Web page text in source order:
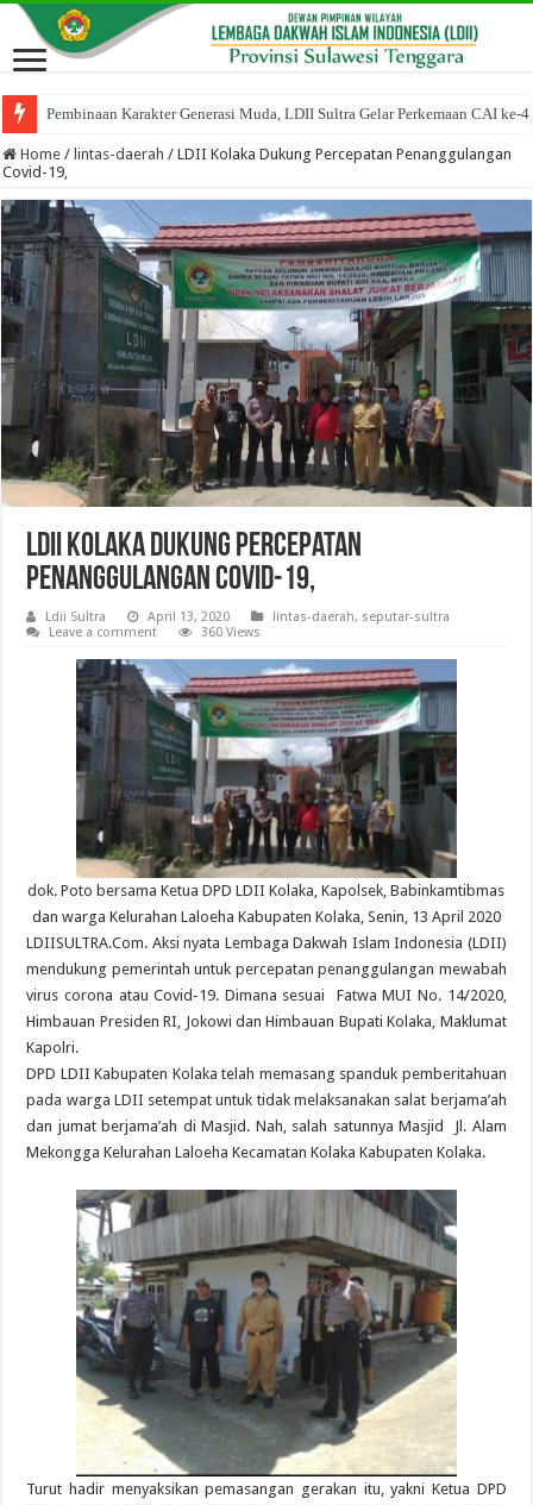
Pembinaan Karakter Generasi Muda, LDII Sultra Gelar Perkemaan CAI ke-
Home / lintas-daerah / LDII Kolaka Dukung Percepatan Penanggulangan
Covid-19,
LDII Kolaka Dukung Percepatan
Penanggulangan Covid-19,
Ldii Sultra April 13, 2020 lintas-daerah, seputar-sultra
Leave a comment
360 Views
dok. Poto bersama Ketua DPD LDII Kolaka, Kapolsek, Babinkamtibmas
dan warga Kelurahan Laloeha Kabupaten Kolaka, Senin, 13 April 2020
LDIISULTRA.Com. Aksi nyata Lembaga Dakwah Islam Indonesia (LDII)
mendukung pemerintah untuk percepatan penanggulangan mewabah
virus corona atau Covid-19. Dimana sesuai Fatwa MUI No. 14/2020,
Himbauan Presiden RI, Jokowi dan Himbauan Bupati Kolaka, Maklumat
Kapolri.
DPD LDII Kabupaten Kolaka telah memasang spanduk pemberitahuan
pada warga LDII setempat untuk tidak melaksanakan salat berjama’ah
dan jumat berjama’ah di Masjid. Nah, salah satunnya Masjid Jl. Alam
Mekongga Kelurahan Laloeha Kecamatan Kolaka Kabupaten Kolaka.
Turut hadir menyaksikan pemasangan gerakan itu, yakni Ketua DPD